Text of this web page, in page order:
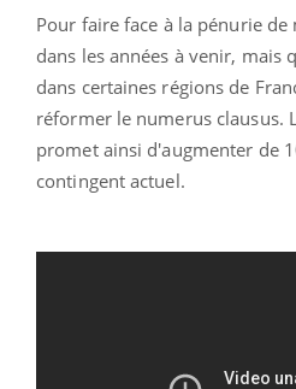
Pour faire face à la pénurie
dans les années à venir, mais
dans certaines régions de
réformer le numerus clausus.
promet ainsi d'augmenter de
contingent actuel.